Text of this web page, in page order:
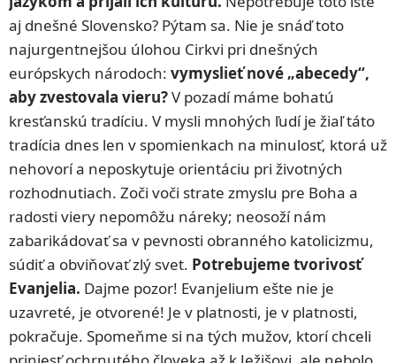
aj dnešné Slovensko? Pýtam sa. Nie je snáď toto
najurgentnejšou úlohou Cirkvi pri dnešných
európskych národoch: vymyslieť nové „abecedy“,
aby zvestovala vieru?V pozadí máme bohatú
kresťanskú tradíciu. V mysli mnohých ľudí je žiaľ táto
tradícia dnes len v spomienkach na minulosť, ktorá už
nehovorí a neposkytuje orientáciu pri životných
rozhodnutiach. Zoči voči strate zmyslu pre Boha a
radosti viery nepomôžu náreky; neosoží nám
zabarikádovať sa v pevnosti obranného katolicizmu,
súdiť a obviňovať zlý svet. Potrebujeme tvorivosť
Evanjelia. Dajme pozor! Evanjelium ešte nie je
uzavreté, je otvorené! Je v platnosti, je v platnosti,
pokračuje. Spomeňme si na tých mužov, ktorí chceli